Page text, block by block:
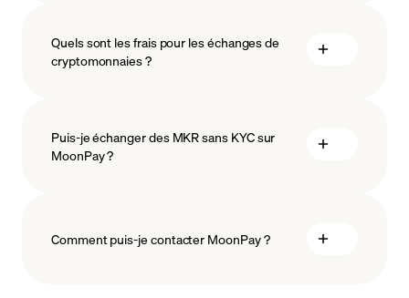
sauvegarder
Quels sont les frais pour les échanges de
cryptomonnaies ?
Puis-je échanger des MKR sans KYC sur
MoonPay ?
Comment puis-je contacter MoonPay ?